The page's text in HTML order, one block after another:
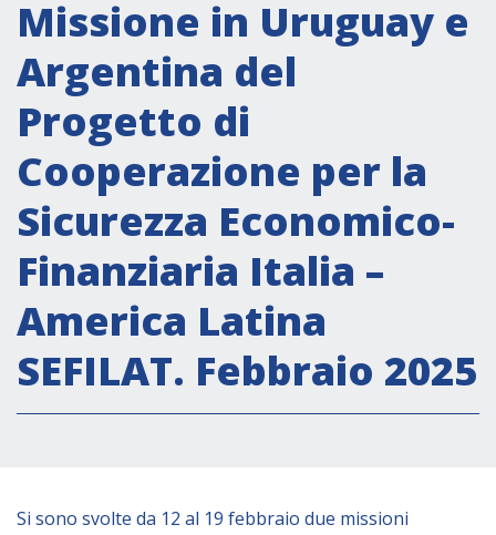
Segreteria Culturale
Segreteria Socio-economica
Segreteria Tecnico scientifica
Forum PMI
Conferenze Italia-America Latina e Caraibi
Rete per la promozione dell’uguaglianza di
genere
Borse di Studio
Partnership
Empowerment socio- economico
Missione in Uruguay e
Argentina del
Progetto di
Cooperazione per la
Sicurezza Economico-
Finanziaria Italia –
America Latina
SEFILAT. Febbraio 2025
Si sono svolte da 12 al 19 febbraio due missioni